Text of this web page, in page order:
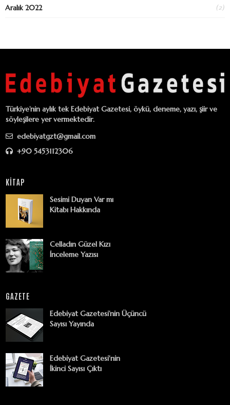
Aralık 2022 (2)
Türkiye’nin aylık tek Edebiyat Gazetesi, öykü, deneme, yazı, şiir ve
söyleşilere yer vermektedir.
edebiyatgzt@gmail.com
+90 5453112306
KİTAP
Sesimi Duyan Var mı
Kitabı Hakkında
Celladın Güzel Kızı
İnceleme Yazısı
GAZETE
Edebiyat Gazetesi’nin Üçüncü
Sayısı Yayında
Edebiyat Gazetesi'nin
İkinci Sayısı Çıktı